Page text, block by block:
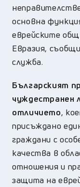
основна
еврейските
Евразия,
служба.
Българският
чуждестранен
отличието,
присъждано
граждани с
качества в
отношения и
защита на